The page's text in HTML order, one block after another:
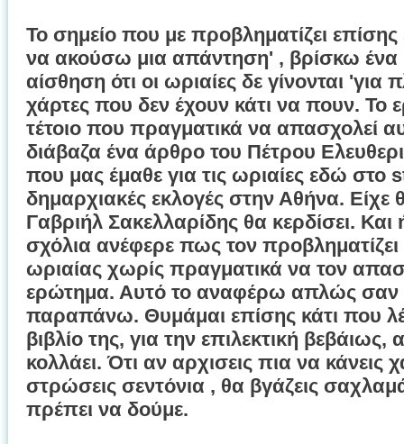
Το σημείο που με προβληματίζει επίσης
να ακούσω μια απάντηση' , βρίσκω
αίσθηση ότι οι ωριαίες δε γίνονται 'για
χάρτες που δεν έχουν κάτι να πουν. Το
τέτοιο που πραγματικά να απασχολεί
διάβαζα ένα άρθρο του Πέτρου
που μας έμαθε για τις ωριαίες εδώ στο
δημαρχιακές εκλογές στην Αθήνα. Είχε
Γαβριήλ Σακελλαρίδης θα κερδίσει.
σχόλια ανέφερε πως τον προβληματίζει
ωριαίας χωρίς πραγματικά να τον
ερώτημα. Αυτό το αναφέρω απλώς σαν
παραπάνω. Θυμάμαι επίσης κάτι που
βιβλίο της, για την επιλεκτική βεβάιως,
κολλάει. Ότι αν αρχισεις πια να κάνεις
στρώσεις σεντόνια , θα βγάζεις
πρέπει να δούμε.